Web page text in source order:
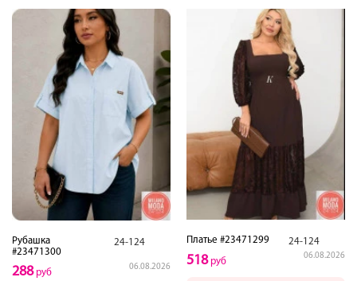
Рубашка
#23471300
24-124
06.08.2026
288руб
Платье #23471299 24-124
06.08.2026
518руб